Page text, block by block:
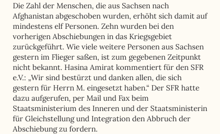
Die Zahl der Menschen, die aus Sachsen nach
Afghanistan abgeschoben wurden, erhöht sich damit auf
mindestens elf Personen. Zehn wurden bei den
vorherigen Abschiebungen in das Kriegsgebiet
zurückgeführt. Wie viele weitere Personen aus Sachsen
gestern im Flieger saßen, ist zum gegebenen Zeitpunkt
nicht bekannt. Hasina Amirat kommentiert für den SFR
e.V.: „Wir sind bestürzt und danken allen, die sich
gestern für Herrn M. eingesetzt haben.“ Der SFR hatte
dazu aufgerufen, per Mail und Fax beim
Staatsministerium des Inneren und der Staatsministerin
für Gleichstellung und Integration den Abbruch der
Abschiebung zu fordern.